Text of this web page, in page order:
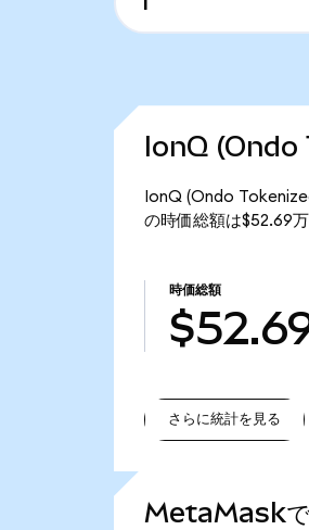
IonQ (Ondo
IonQ (Ondo
の時価総額は$52.69万
時価総額
さらに統計を見る
MetaMaskで